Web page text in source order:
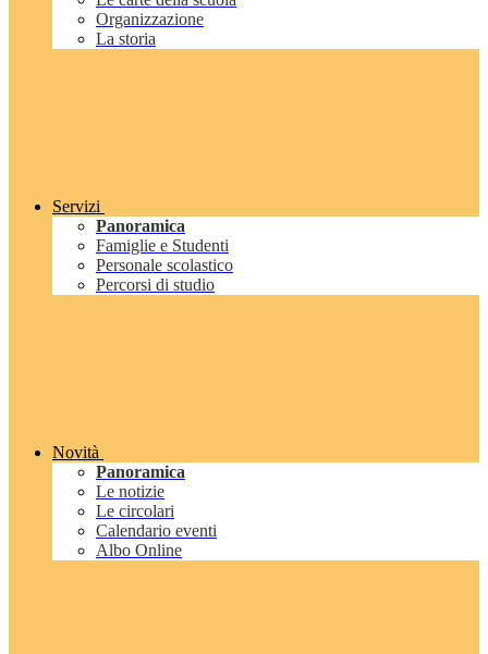
Organizzazione
La storia
Servizi
Panoramica
Famiglie e Studenti
Personale scolastico
Percorsi di studio
Novità
Panoramica
Le notizie
Le circolari
Calendario eventi
Albo Online